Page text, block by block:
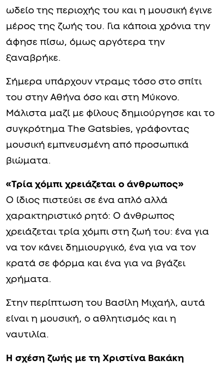
ωδείο της περιοχής του και η μουσική έγινε
μέρος της ζωής του. Για κάποια χρόνια την
άφησε πίσω, όμως αργότερα την
ξαναβρήκε.
Σήμερα υπάρχουν ντραμς τόσο στο σπίτι
του στην Αθήνα όσο και στη Μύκονο.
Μάλιστα μαζί με φίλους δημιούργησε και το
συγκρότημα The Gatsbies, γράφοντας
μουσική εμπνευσμένη από προσωπικά
βιώματα.
«Τρία χόμπι χρειάζεται ο άνθρωπος»
Ο ίδιος πιστεύει σε ένα απλό αλλά
χαρακτηριστικό ρητό: Ο άνθρωπος
χρειάζεται τρία χόμπι στη ζωή του: ένα για
να τον κάνει δημιουργικό, ένα για να τον
κρατά σε φόρμα και ένα για να βγάζει
χρήματα.
Στην περίπτωση του Βασίλη Μιχαήλ, αυτά
είναι η μουσική, ο αθλητισμός και η
ναυτιλία.
Η σχέση ζωής με τη Χριστίνα Βακάκη